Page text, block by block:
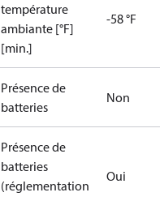
température
ambiante [°F]
[min.]
-58 °F
Présence de
batteries
Non
Présence de
batteries
(réglementation
Oui